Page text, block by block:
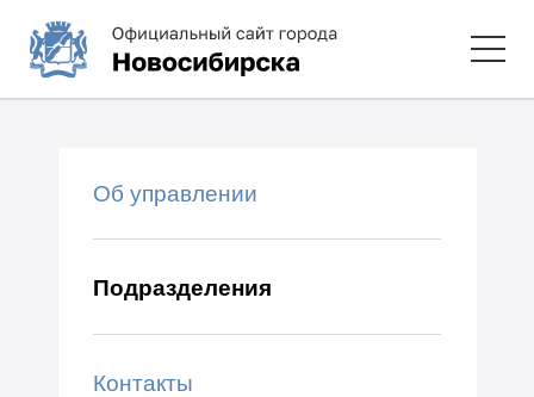
Об управлении
Подразделения
Контакты